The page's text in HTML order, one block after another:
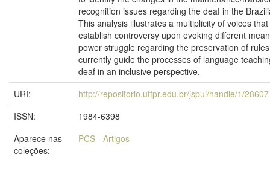
recognition issues regarding the deaf in the
This analysis illustrates a multiplicity of voices
establish controversy upon evoking different
power struggle regarding the preservation of
currently guide the processes of language
deaf in an inclusive perspective.
URI:
http://repositorio.utfpr.edu.br/jspui/handle/1/28607
ISSN:
1984-6398
Aparece nas
coleções:
PCS - Artigos